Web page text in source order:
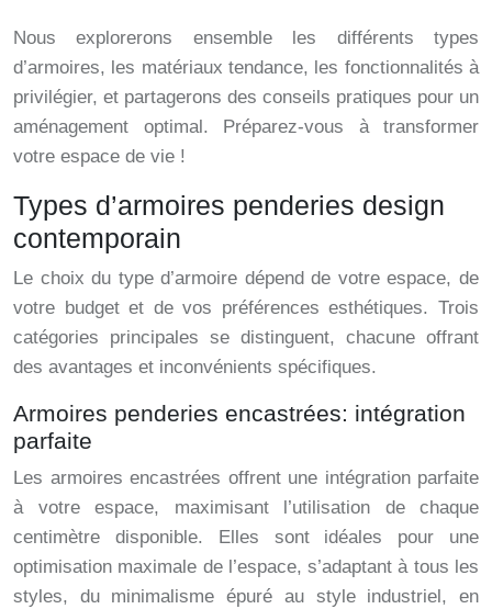
Nous explorerons ensemble les différents types
d’armoires, les matériaux tendance, les fonctionnalités à
privilégier, et partagerons des conseils pratiques pour un
aménagement optimal. Préparez-vous à transformer
votre espace de vie !
Types d’armoires penderies design
contemporain
Le choix du type d’armoire dépend de votre espace, de
votre budget et de vos préférences esthétiques. Trois
catégories principales se distinguent, chacune offrant
des avantages et inconvénients spécifiques.
Armoires penderies encastrées: intégration
parfaite
Les armoires encastrées offrent une intégration parfaite
à votre espace, maximisant l’utilisation de chaque
centimètre disponible. Elles sont idéales pour une
optimisation maximale de l’espace, s’adaptant à tous les
styles, du minimalisme épuré au style industriel, en